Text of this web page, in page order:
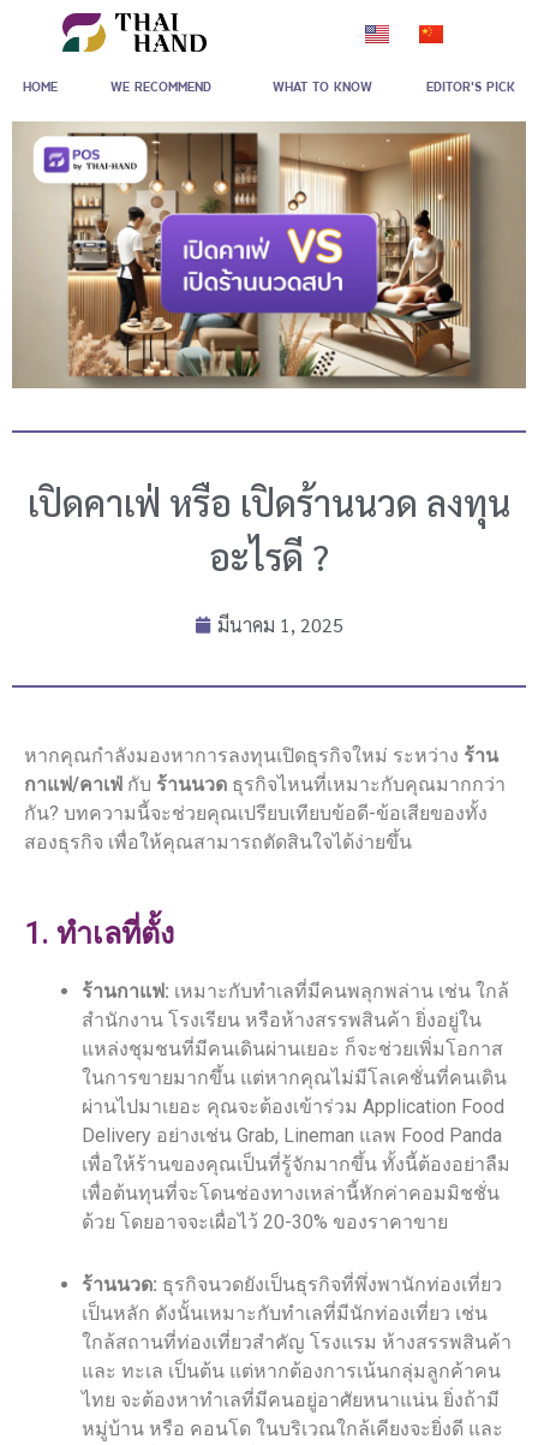
content
HOME WE RECOMMEND WHAT TO KNOW EDITOR'S PICK
เปิดคาเฟ่ หรือ เปิดร้านนวด ลงทุน
อะไรดี ?
มีนาคม 1, 2025
หากคุณกำลังมองหาการลงทุนเปิดธุรกิจใหม่ ระหว่าง ร้าน
กาแฟ/คาเฟ่ กับ ร้านนวด ธุรกิจไหนที่เหมาะกับคุณมากกว่า
กัน? บทความนี้จะช่วยคุณเปรียบเทียบข้อดี-ข้อเสียของทั้ง
สองธุรกิจ เพื่อให้คุณสามารถตัดสินใจได้ง่ายขึ้น
1. ทำเลที่ตั้ง
ร้านกาแฟ: เหมาะกับทำเลที่มีคนพลุกพล่าน เช่น ใกล้
สำนักงาน โรงเรียน หรือห้างสรรพสินค้า ยิ่งอยู่ใน
แหล่งชุมชนที่มีคนเดินผ่านเยอะ ก็จะช่วยเพิ่มโอกาส
ในการขายมากขึ้น แต่หากคุณไม่มีโลเคชั่นที่คนเดิน
ผ่านไปมาเยอะ คุณจะต้องเข้าร่วม Application Food
Delivery อย่างเช่น Grab, Lineman แลพ Food Panda
เพื่อให้ร้านของคุณเป็นที่รู้จักมากขึ้น ทั้งนี้ต้องอย่าลืม
เพื่อต้นทุนที่จะโดนช่องทางเหล่านี้หักค่าคอมมิชชั่น
ด้วย โดยอาจจะเผื่อไว้ 20-30% ของราคาขาย
ร้านนวด: ธุรกิจนวดยังเป็นธุรกิจที่พึ่งพานักท่องเที่ยว
เป็นหลัก ดังนั้นเหมาะกับทำเลที่มีนักท่องเที่ยว เช่น
ใกล้สถานที่ท่องเที่ยวสำคัญ โรงแรม ห้างสรรพสินค้า
และ ทะเล เป็นต้น แต่หากต้องการเน้นกลุ่มลูกค้าคน
ไทย จะต้องหาทำเลที่มีคนอยู่อาศัยหนาแน่น ยิ่งถ้ามี
หมู่บ้าน หรือ คอนโด ในบริเวณใกล้เคียงจะยิ่งดี และ